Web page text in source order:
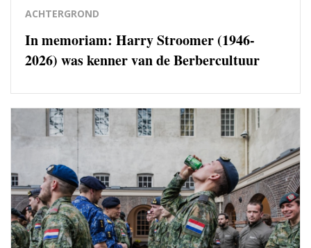
ACHTERGROND
In memoriam: Harry Stroomer (1946-
2026) was kenner van de Berbercultuur